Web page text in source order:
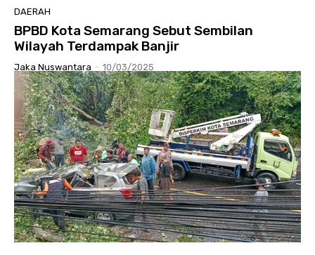
DAERAH
BPBD Kota Semarang Sebut Sembilan
Wilayah Terdampak Banjir
Jaka Nuswantara - 10/03/2025